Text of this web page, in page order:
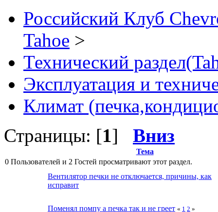
Российский Клуб
Tahoe >
Технический
Эксплуатация и
Климат
Страницы: [1] Вниз
Тема
0 Пользователей и 2 Гостей просматривают этот раздел.
Вентилятор печки не отключается, причины, как
исправит
Поменял помпу а печка так и не греет « 1 2 »